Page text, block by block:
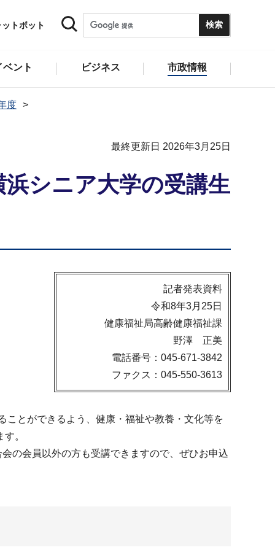
トボット
ント ビジネス 市政情報
度
最終更新日 2026年3月25日
シニア大学の受講生
記者発表資料
令和8年3月25日
健康福祉局高齢健康福祉課
野澤 正美
電話番号：045-671-3842
ファクス：045-550-3613
ことができるよう、健康・福祉や教養・文化等を
。
の会員以外の方も受講できますので、ぜひお申込